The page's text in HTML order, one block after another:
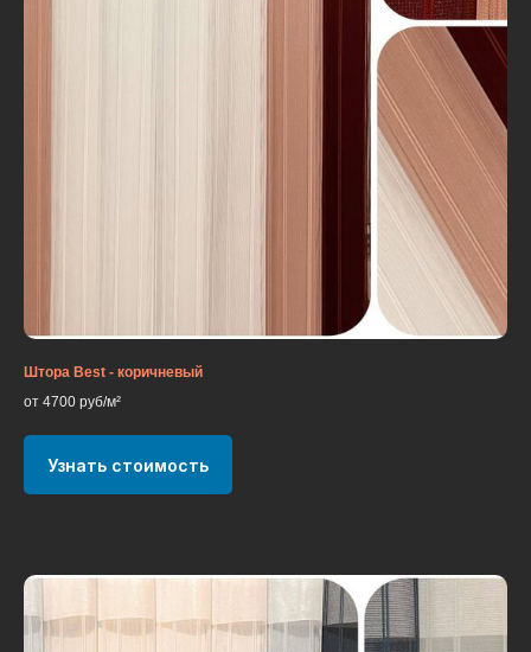
Штора Best - коричневый
от 4700 руб/м²
Узнать стоимость